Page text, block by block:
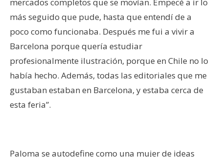
más seguido que pude, hasta que entendí de a
poco como funcionaba. Después me fui a vivir a
Barcelona porque quería estudiar
profesionalmente ilustración, porque en Chile no lo
había hecho. Además, todas las editoriales que me
gustaban estaban en Barcelona, y estaba cerca de
esta feria”.
Paloma se autodefine como una mujer de ideas